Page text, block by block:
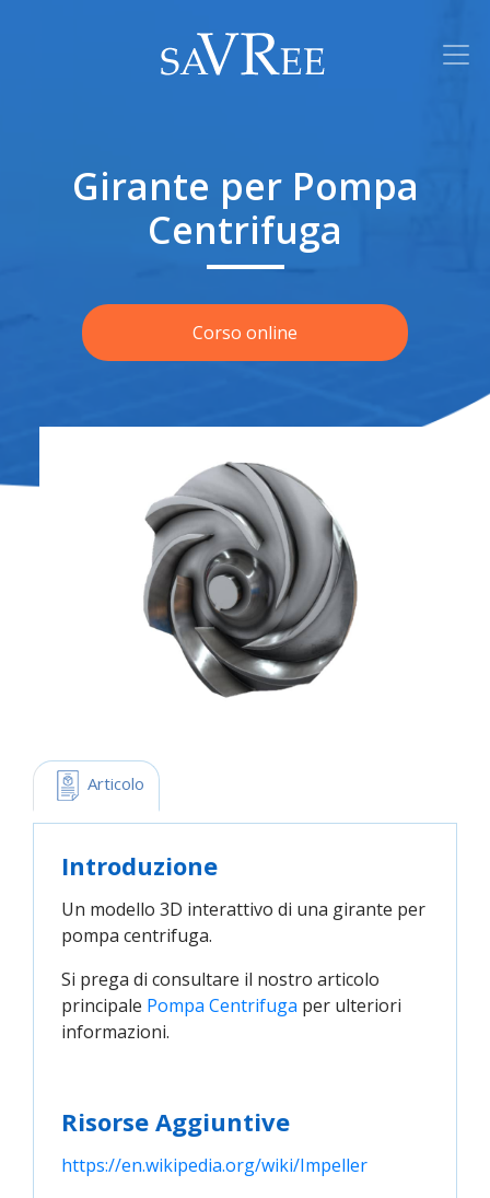
Girante per Pompa
Centrifuga
Corso online
Articolo
Introduzione
Un modello 3D interattivo di una girante per
pompa centrifuga.
Si prega di consultare il nostro articolo
principale Pompa Centrifuga per ulteriori
informazioni.
Risorse Aggiuntive
https://en.wikipedia.org/wiki/Impeller